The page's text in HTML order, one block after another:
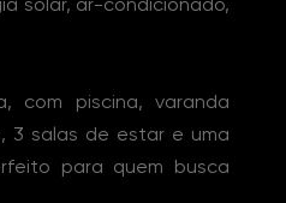
com piscina, varanda
3 salas de estar e uma
para quem busca